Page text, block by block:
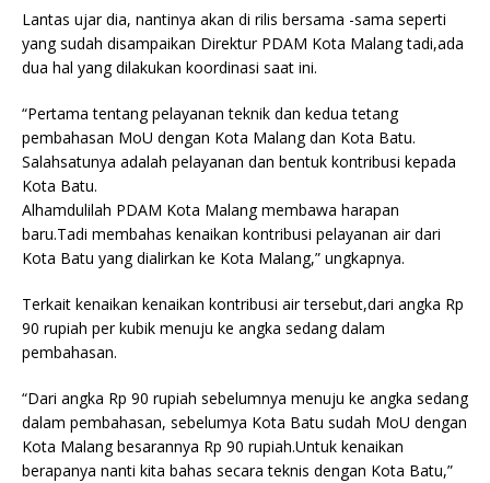
Lantas ujar dia, nantinya akan di rilis bersama -sama seperti
yang sudah disampaikan Direktur PDAM Kota Malang tadi,ada
dua hal yang dilakukan koordinasi saat ini.
“Pertama tentang pelayanan teknik dan kedua tetang
pembahasan MoU dengan Kota Malang dan Kota Batu.
Salahsatunya adalah pelayanan dan bentuk kontribusi kepada
Kota Batu.
Alhamdulilah PDAM Kota Malang membawa harapan
baru.Tadi membahas kenaikan kontribusi pelayanan air dari
Kota Batu yang dialirkan ke Kota Malang,” ungkapnya.
Terkait kenaikan kenaikan kontribusi air tersebut,dari angka Rp
90 rupiah per kubik menuju ke angka sedang dalam
pembahasan.
“Dari angka Rp 90 rupiah sebelumnya menuju ke angka sedang
dalam pembahasan, sebelumya Kota Batu sudah MoU dengan
Kota Malang besarannya Rp 90 rupiah.Untuk kenaikan
berapanya nanti kita bahas secara teknis dengan Kota Batu,”